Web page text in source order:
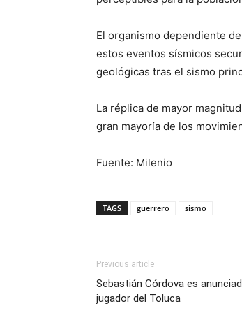
El organismo dependiente
estos eventos sísmicos
geológicas tras el sismo
La réplica de mayor
gran mayoría de los
Fuente: Milenio
TAGS guerrero sismo
Previous article
Sebastián Córdova es
jugador del Toluca